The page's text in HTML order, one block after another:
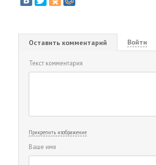
Оставить комментарий Войти
Текст комментария
Прикрепить изображение
Ваше имя